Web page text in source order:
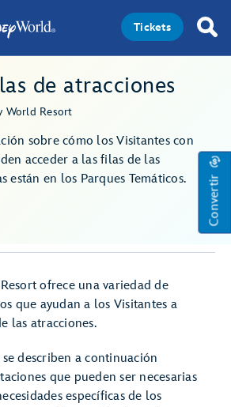
Tickets
Convertir
de atracciones
World Resort
sobre cómo los Visitantes con
acceder a las filas de las
están en los Parques Temáticos.
ofrece una variedad de
que ayudan a los Visitantes a
las atracciones.
describen a continuación
que pueden ser necesarias
específicas de los